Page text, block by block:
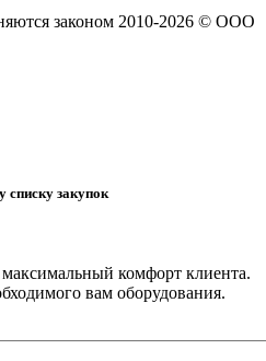
законом 2010-2026 © ООО
списку закупок
максимальный комфорт клиента.
вам оборудования.